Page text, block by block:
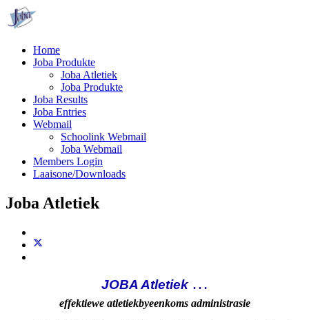
Home
Joba Produkte
Joba Atletiek
Joba Produkte
Joba Results
Joba Entries
Webmail
Schoolink Webmail
Joba Webmail
Members Login
Laaisone/Downloads
Joba Atletiek
JOBA Atletiek …
effektiewe atletiekbyeenkoms administrasie